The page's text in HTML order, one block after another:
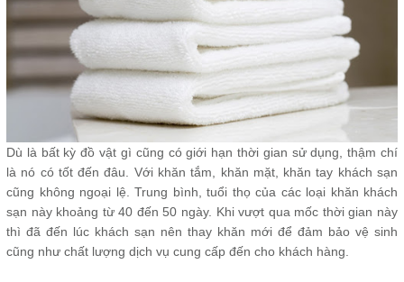
Dù là bất kỳ đồ vật gì cũng có giới hạn thời gian sử dụng, thậm chí
là nó có tốt đến đâu. Với khăn tắm, khăn mặt, khăn tay khách sạn
cũng không ngoại lệ. Trung bình, tuổi thọ của các loại khăn khách
sạn này khoảng từ 40 đến 50 ngày. Khi vượt qua mốc thời gian này
thì đã đến lúc khách sạn nên thay khăn mới để đảm bảo vệ sinh
cũng như chất lượng dịch vụ cung cấp đến cho khách hàng.